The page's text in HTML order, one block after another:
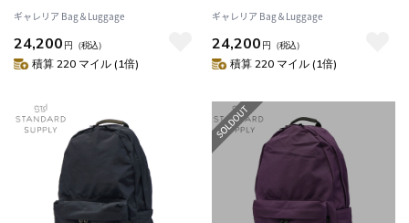
クサック アウトドア 17L A4 日
本製 SIMPLICITY DAILY
DAYPACK
ギャレリア Bag＆Luggage
24,200 円 （税込）
積算 220 マイル (1倍)
クサック アウトドア 17L A4 日
本製 SIMPLICITY DAILY
DAYPACK
ギャレリア Bag＆Luggage
24,200 円 （税込）
積算 220 マイル (1倍)